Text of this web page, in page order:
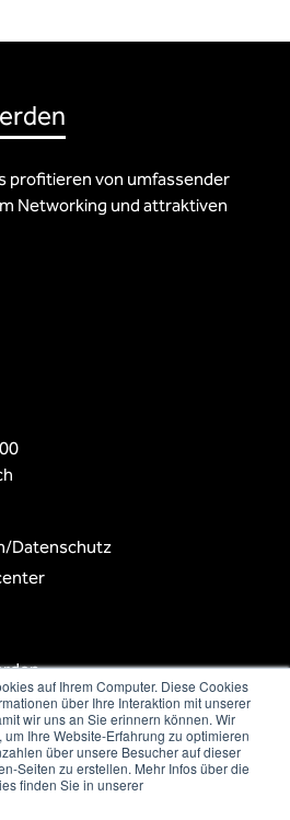
auf Ihrem Computer. Diese Cookies
über Ihre Interaktion mit unserer
wir uns an Sie erinnern können. Wir
Ihre Website-Erfahrung zu optimieren
über unsere Besucher auf dieser
Seiten zu erstellen. Mehr Infos über die
finden Sie in unserer
profitieren von umfassender
Networking und attraktiven
Datenschutz